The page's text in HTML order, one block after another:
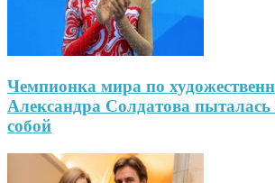
Чемпионка мира по
Александра Солдатова пыталась
собой